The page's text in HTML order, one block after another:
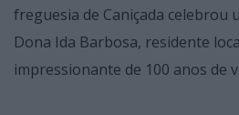
freguesia de Caniçada celebrou
Dona Ida Barbosa, residente
impressionante de 100 anos de